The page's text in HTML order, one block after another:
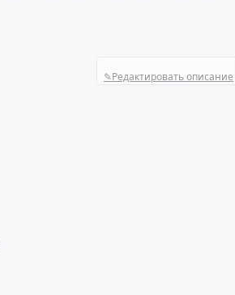
✎Редактировать описание